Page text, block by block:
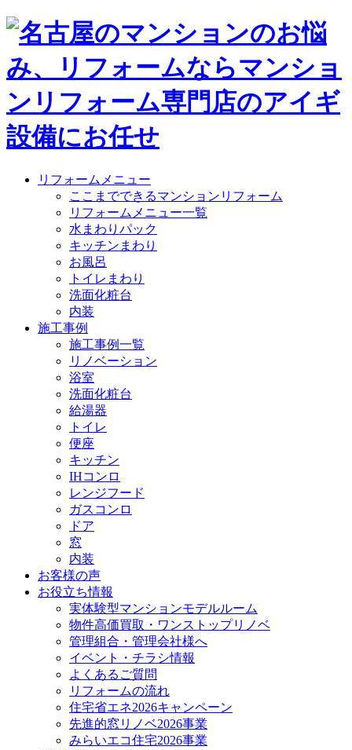
リフォームメニュー
ここまでできるマンションリフォーム
リフォームメニュー一覧
水まわりパック
キッチンまわり
お風呂
トイレまわり
洗面化粧台
内装
施工事例
施工事例一覧
リノベーション
浴室
洗面化粧台
給湯器
トイレ
便座
キッチン
IHコンロ
レンジフード
ガスコンロ
ドア
窓
内装
お客様の声
お役立ち情報
実体験型マンションモデルルーム
物件高価買取・ワンストップリノベ
管理組合・管理会社様へ
イベント・チラシ情報
よくあるご質問
リフォームの流れ
住宅省エネ2026キャンペーン
先進的窓リノベ2026事業
みらいエコ住宅2026事業